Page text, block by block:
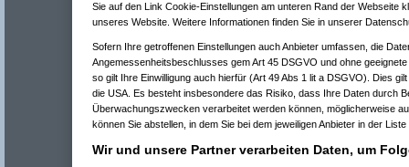
Sie auf den Link Cookie-Einstellungen am unteren Rand der Webseite
unseres Website. Weitere Informationen finden Sie in unserer
Sofern Ihre getroffenen Einstellungen auch Anbieter umfassen, die
Angemessenheitsbeschlusses gem Art 45 DSGVO und ohne
so gilt Ihre Einwilligung auch hierfür (Art 49 Abs 1 lit a DSGVO). Dies
die USA. Es besteht insbesondere das Risiko, dass Ihre Daten durch
Überwachungszwecken verarbeitet werden können, möglicherweise
können Sie abstellen, in dem Sie bei dem jeweiligen Anbieter in der
Wir und unsere Partner verarbeiten Daten, um